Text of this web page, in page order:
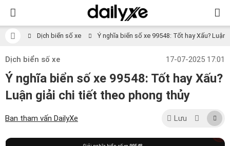
Dịch biển số xe Ý nghĩa biển số xe 99548: Tốt hay Xấu?
Dịch biển số xe 17-07-2025 17:01
Ý nghĩa biển số xe 99548: Tốt hay Xấu?
Luận giải chi tiết theo phong thủy
Ban tham vấn DailyXe Lưu